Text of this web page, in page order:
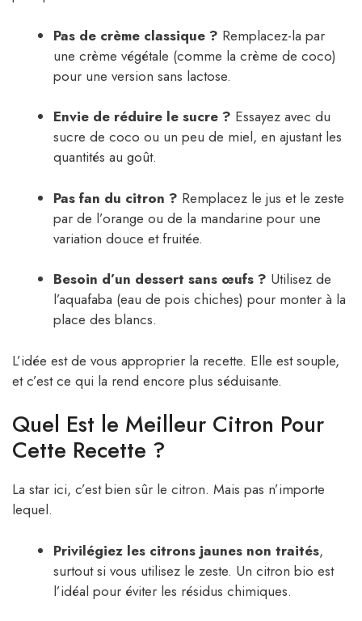
Pas de crème classique ? Remplacez-la par
une crème végétale (comme la crème de coco)
pour une version sans lactose.
Envie de réduire le sucre ? Essayez avec du
sucre de coco ou un peu de miel, en ajustant les
quantités au goût.
Pas fan du citron ? Remplacez le jus et le zeste
par de l’orange ou de la mandarine pour une
variation douce et fruitée.
Besoin d’un dessert sans œufs ? Utilisez de
l’aquafaba (eau de pois chiches) pour monter à la
place des blancs.
L’idée est de vous approprier la recette. Elle est souple,
et c’est ce qui la rend encore plus séduisante.
Quel Est le Meilleur Citron Pour
Cette Recette ?
La star ici, c’est bien sûr le citron. Mais pas n’importe
lequel.
Privilégiez les citrons jaunes non traités,
surtout si vous utilisez le zeste. Un citron bio est
l’idéal pour éviter les résidus chimiques.